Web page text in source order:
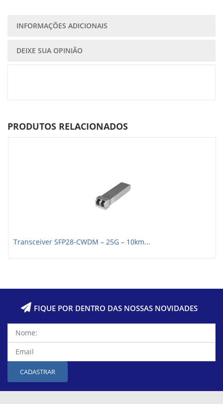
INFORMAÇÕES ADICIONAIS
DEIXE SUA OPINIÃO
PRODUTOS RELACIONADOS
Transceiver SFP28-CWDM – 25G – 10km...
FIQUE POR DENTRO DAS NOSSAS NOVIDADES
CADASTRAR